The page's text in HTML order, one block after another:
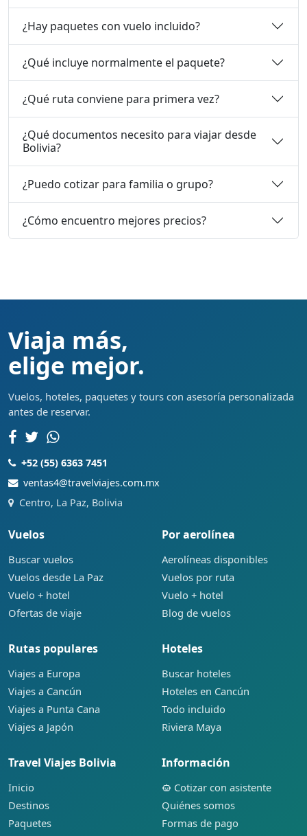
¿Hay paquetes con vuelo incluido?
¿Qué incluye normalmente el paquete?
¿Qué ruta conviene para primera vez?
¿Qué documentos necesito para viajar desde
Bolivia?
¿Puedo cotizar para familia o grupo?
¿Cómo encuentro mejores precios?
Viaja más,
elige mejor.
Vuelos, hoteles, paquetes y tours con asesoría personalizada
antes de reservar.
+52 (55) 6363 7451
ventas4@travelviajes.com.mx
Centro, La Paz, Bolivia
Vuelos
Buscar vuelos
Vuelos desde La Paz
Vuelo + hotel
Ofertas de viaje
Por aerolínea
Aerolíneas disponibles
Vuelos por ruta
Vuelo + hotel
Blog de vuelos
Rutas populares
Viajes a Europa
Viajes a Cancún
Viajes a Punta Cana
Viajes a Japón
Hoteles
Buscar hoteles
Hoteles en Cancún
Todo incluido
Riviera Maya
Travel Viajes Bolivia
Inicio
Destinos
Paquetes
Información
Cotizar con asistente
Quiénes somos
Formas de pago